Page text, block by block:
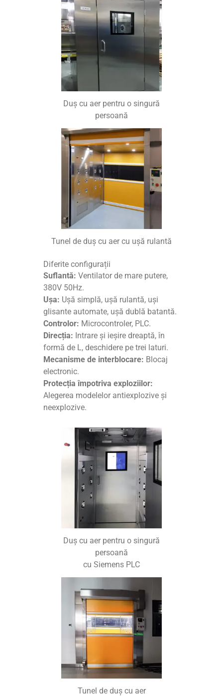
Duș cu aer pentru o singură
persoană
Tunel de duș cu aer cu ușă rulantă
Diferite configurații
Suflantă: Ventilator de mare putere,
380V 50Hz.
Ușa: Ușă simplă, ușă rulantă, uși
glisante automate, ușă dublă batantă.
Controlor: Microcontroler, PLC.
Direcția: Intrare și ieșire dreaptă, în
formă de L, deschidere pe trei laturi.
Mecanisme de interblocare: Blocaj
electronic.
Protecția împotriva exploziilor:
Alegerea modelelor antiexplozive și
neexplozive.
Duș cu aer pentru o singură
persoană
cu Siemens PLC
Tunel de duș cu aer